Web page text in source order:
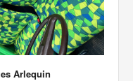
Arlequin